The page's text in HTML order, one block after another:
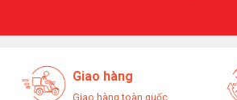
Giao hàng